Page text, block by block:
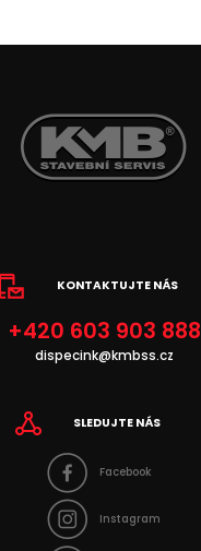
KONTAKTUJTE NÁS
+420 603 903 888
dispecink@kmbss.cz
SLEDUJTE NÁS
Facebook
Instagram